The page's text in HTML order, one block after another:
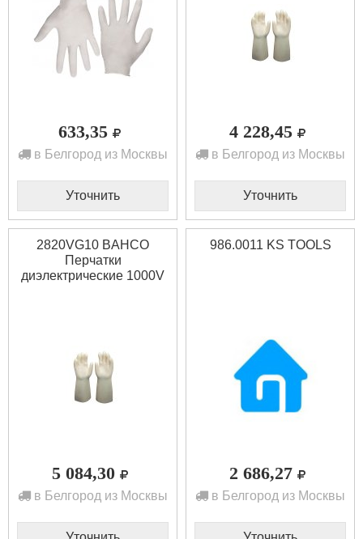
633,35
в Белгород из Москвы
Уточнить
4 228,45
в Белгород из Москвы
Уточнить
2820VG10 BAHCO
Перчатки
диэлектрические 1000V
5 084,30
в Белгород из Москвы
986.0011 KS TOOLS
2 686,27
в Белгород из Москвы